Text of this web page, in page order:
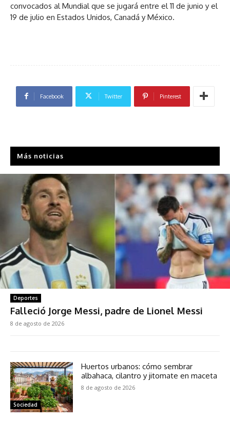
convocados al Mundial que se jugará entre el 11 de junio y el
19 de julio en Estados Unidos, Canadá y México.
Facebook Twitter Pinterest
Más noticias
Deportes
Falleció Jorge Messi, padre de Lionel Messi
8 de agosto de 2026
Sociedad
Huertos urbanos: cómo sembrar
albahaca, cilantro y jitomate en maceta
8 de agosto de 2026